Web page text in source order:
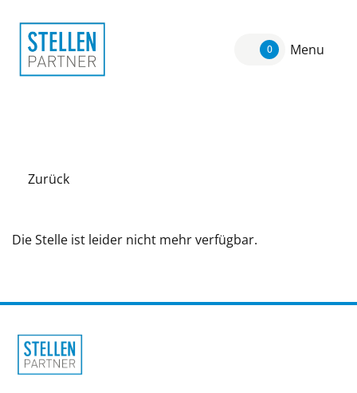
0 Menu
Zurück
Die Stelle ist leider nicht mehr verfügbar.